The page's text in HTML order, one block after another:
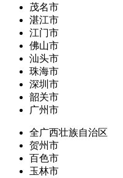
茂名市
湛江市
江门市
佛山市
汕头市
珠海市
深圳市
韶关市
广州市
全广西壮族自治区
贺州市
百色市
玉林市